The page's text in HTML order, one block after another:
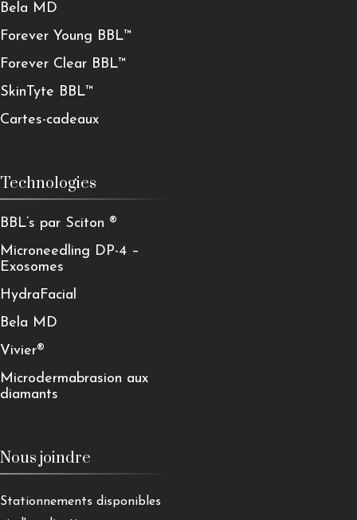
Bela MD
Forever Young BBL™
Forever Clear BBL™
SkinTyte BBL™
Cartes-cadeaux
Technologies
BBL’s par Sciton ®
Microneedling DP-4 –
Exosomes
HydraFacial
Bela MD
Vivier®
Microdermabrasion aux
diamants
Nous joindre
Stationnements disponibles